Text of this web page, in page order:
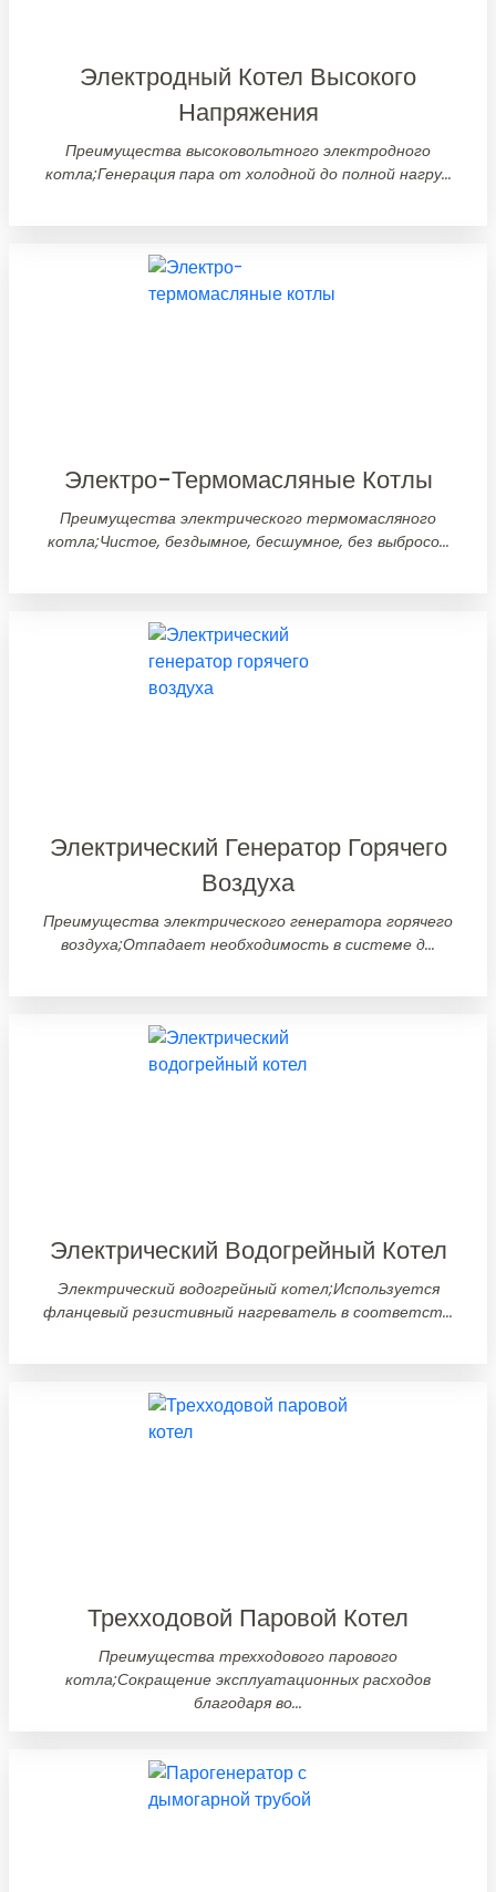
Электродный Котел Высокого
Напряжения
Преимущества высоковольтного электродного
котла;Генерация пара от холодной до полной нагру...
Электро-Термомасляные Котлы
Преимущества электрического термомасляного
котла;Чистое, бездымное, бесшумное, без выбросо...
Электрический Генератор Горячего
Воздуха
Преимущества электрического генератора горячего
воздуха;Отпадает необходимость в системе д...
Электрический Водогрейный Котел
Электрический водогрейный котел;Используется
фланцевый резистивный нагреватель в соответст...
Трехходовой Паровой Котел
Преимущества трехходового парового
котла;Сокращение эксплуатационных расходов
благодаря во...